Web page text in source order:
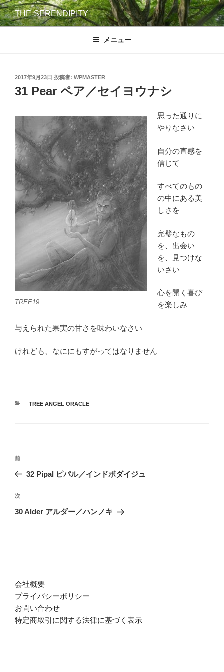
コ
ン
テ
THE-SERENDIPITY
メニュー
投
稿
日:
2017年9月23日 投稿者: WPMASTER
31 Pear ペア／セイヨウナシ
TREE19
思った通りに
やりなさい
自分の直感を
信じて
すべてのもの
の中にある美
しさを
完璧なもの
を、出会い
を、見つけな
いさい
心を開く喜び
を楽しみ
与えられた果実の甘さを味わいなさい
けれども、なににもすがってはなりません
カ
TREE ANGEL ORACLE
投
ビ
ゲ
過
去
投
稿
前
32 Pipal ピパル／インドボダイジュ
次
の
次
30 Alder アルダー／ハンノキ
会社概要
プライバシーポリシー
お問い合わせ
特定商取引に関する法律に基づく表示